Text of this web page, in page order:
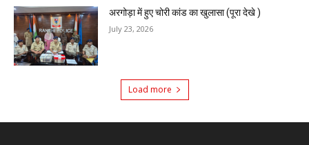
अरगोड़ा में हुए चोरी कांड का खुलासा (पूरा देखे )
July 23, 2026
Load more